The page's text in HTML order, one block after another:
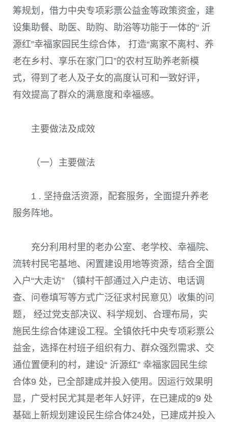
筹规划，借力中央专项彩票公益金等政策资金，建
设集助餐、助医、助购、助浴等功能于一体的“ 沂
源红”幸福家园民生综合体， 打造“离家不离村、养
老在乡村、享乐在家门口”的农村互助养老新模
式，得到了老人及子女的高度认可和一致好评，
有效提高了群众的满意度和幸福感。
主要做法及成效
（一）主要做法
1 . 坚持盘活资源，配套服务，全面提升养老
服务阵地。
充分利用村里的老办公室、老学校、幸福院、
流转村民宅基地、闲置建设用地等资源，结合全面
入户“大走访”
（镇村干部通过入户走访、电话调
查、问卷填写等方式广泛征求村民意见） 收集的问
题， 经过党支部决议、科学规划、合理布局，实
施民生综合体建设工程。全镇依托中央专项彩票公
益金，选择在村班子组织有力、群众强烈需求、交
通位置便利的村，建设“ 沂源红” 幸福家园民生综
合体9 处，已全部建成并投入使用。因运行效果明
显，广受村民尤其是老年人好评，在已建成的9 处
基础上新规划建设民生综合体24处，已建成并投入